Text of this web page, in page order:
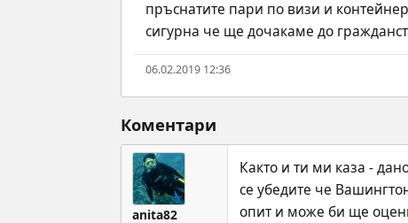
пръснатите пари по визи и
сигурна че ще дочакаме до
06.02.2019 12:36
Коментари
anita82
Както и ти ми каза -
се убедите че
опит и може би ще